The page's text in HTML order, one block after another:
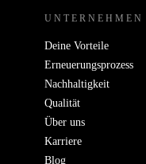
UNTERNEHMEN
Deine Vorteile
Erneuerungsprozess
Nachhaltigkeit
Qualität
Über uns
Karriere
Blog